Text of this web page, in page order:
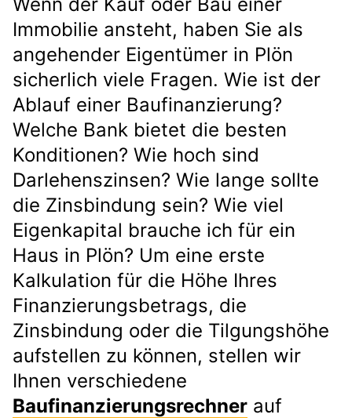
Immobilie ansteht, haben Sie als
angehender Eigentümer in Plön
sicherlich viele Fragen. Wie ist der
Ablauf einer Baufinanzierung?
Welche Bank bietet die besten
Konditionen? Wie hoch sind
Darlehenszinsen? Wie lange sollte
die Zinsbindung sein? Wie viel
Eigenkapital brauche ich für ein
Haus in Plön? Um eine erste
Kalkulation für die Höhe Ihres
Finanzierungsbetrags, die
Zinsbindung oder die Tilgungshöhe
aufstellen zu können, stellen wir
Ihnen verschiedene
Baufinanzierungsrechner auf